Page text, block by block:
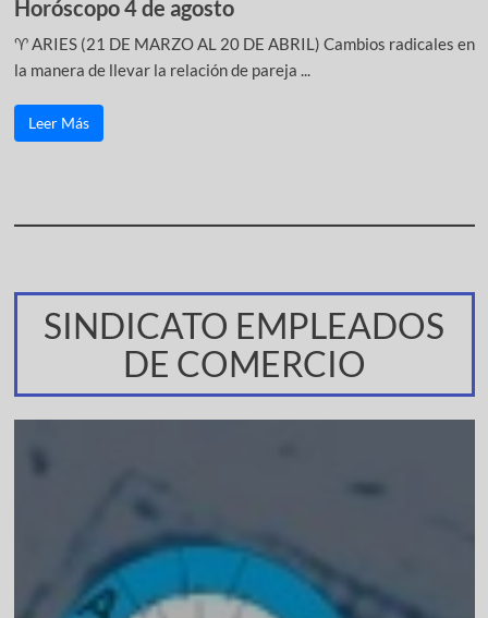
Horóscopo 4 de agosto
♈ ARIES (21 DE MARZO AL 20 DE ABRIL) Cambios radicales en
la manera de llevar la relación de pareja ...
Leer Más
SINDICATO EMPLEADOS
DE COMERCIO